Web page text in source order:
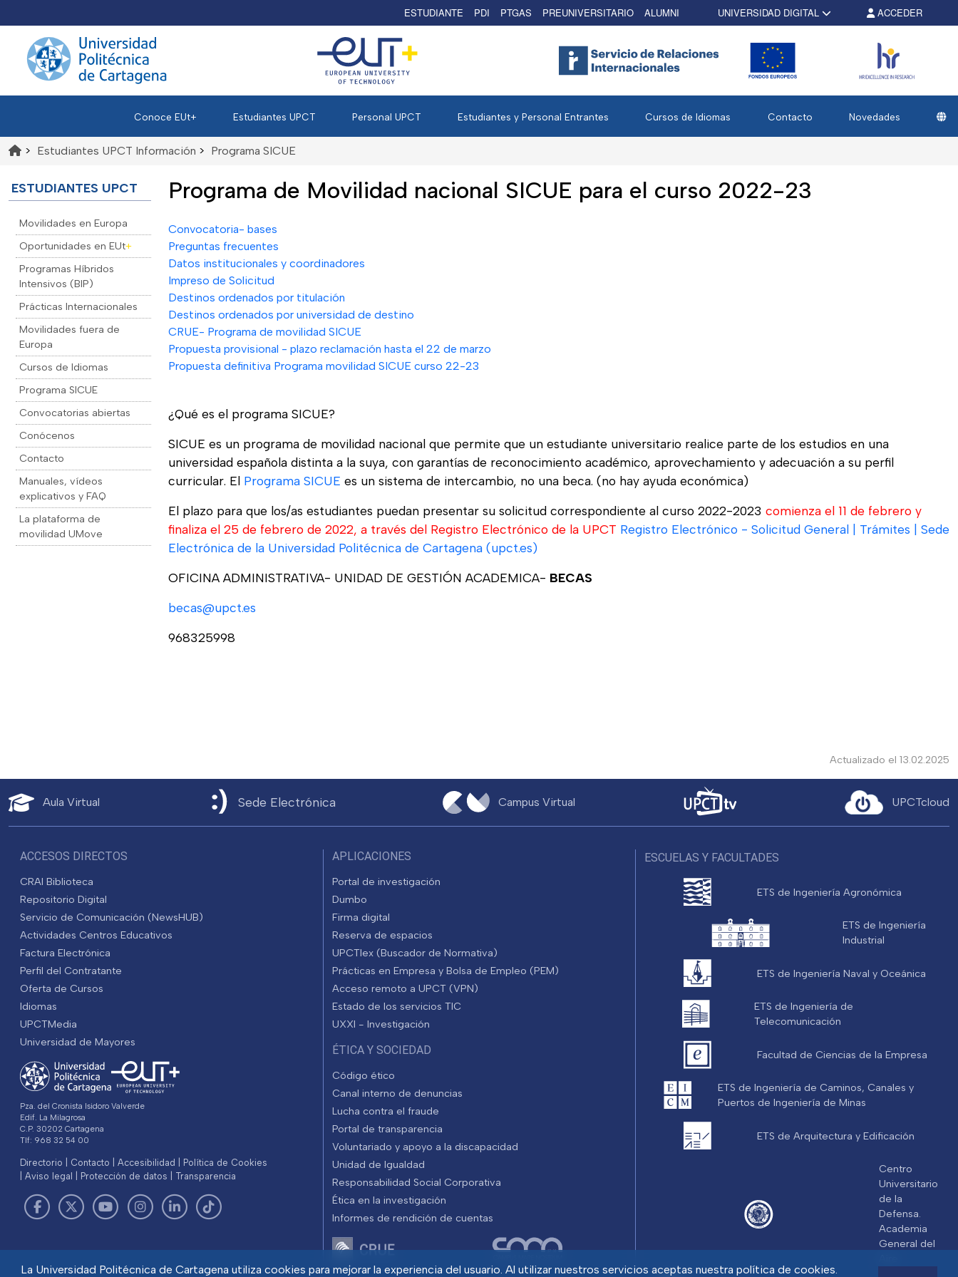
La Universidad Politécnica de Cartagena utiliza cookies para mejorar la experiencia del usuario. Al utilizar nuestros servicios aceptas nuestra política de cookies.
ESTUDIANTE PDI PTGAS PREUNIVERSITARIO ALUMNI UNIVERSIDAD DIGITAL ACCEDER
Conoce EUt+ Estudiantes UPCT Personal UPCT Estudiantes y Personal Entrantes Cursos de Idiomas Contacto Novedades
> Estudiantes UPCT Información > Programa SICUE
ESTUDIANTES UPCT
Movilidades en Europa
Oportunidades en EUt+
Programas Híbridos
Intensivos (BIP)
Prácticas Internacionales
Movilidades fuera de
Europa
Cursos de Idiomas
Programa SICUE
Convocatorias abiertas
Conócenos
Contacto
Manuales, vídeos
explicativos y FAQ
La plataforma de
movilidad UMove
Programa de Movilidad nacional SICUE para el curso 2022-23
Convocatoria- bases
Preguntas frecuentes
Datos institucionales y coordinadores
Impreso de Solicitud
Destinos ordenados por titulación
Destinos ordenados por universidad de destino
CRUE- Programa de movilidad SICUE
Propuesta provisional - plazo reclamación hasta el 22 de marzo
Propuesta definitiva Programa movilidad SICUE curso 22-23
¿Qué es el programa SICUE?
SICUE es un programa de movilidad nacional que permite que un estudiante universitario realice parte de los estudios en una
universidad española distinta a la suya, con garantías de reconocimiento académico, aprovechamiento y adecuación a su perfil
curricular. El Programa SICUE es un sistema de intercambio, no una beca. (no hay ayuda económica)
El plazo para que los/as estudiantes puedan presentar su solicitud correspondiente al curso 2022-2023 comienza el 11 de febrero y
finaliza el 25 de febrero de 2022, a través del Registro Electrónico de la UPCT Registro Electrónico - Solicitud General | Trámites | Sede
Electrónica de la Universidad Politécnica de Cartagena (upct.es)
OFICINA ADMINISTRATIVA- UNIDAD DE GESTIÓN ACADEMICA- BECAS
becas@upct.es
968325998
Actualizado el 13.02.2025
Aula Virtual Sede Electrónica Campus Virtual UPCTcloud
ACCESOS DIRECTOS
CRAI Biblioteca
Repositorio Digital
Servicio de Comunicación (NewsHUB)
Actividades Centros Educativos
Factura Electrónica
Perfil del Contratante
Oferta de Cursos
Idiomas
UPCTMedia
Universidad de Mayores
Pza. del Cronista Isidoro Valverde
Edif. La Milagrosa
C.P. 30202 Cartagena
Tlf: 968 32 54 00
Directorio Contacto Accesibilidad
Política de Cookies
Aviso legal
Protección de datos Transparencia
APLICACIONES
Portal de investigación
Dumbo
Firma digital
Reserva de espacios
UPCTlex (Buscador de Normativa)
Prácticas en Empresa y Bolsa de Empleo (PEM)
Acceso remoto a UPCT (VPN)
Estado de los servicios TIC
UXXI - Investigación
ÉTICA Y SOCIEDAD
Código ético
Canal interno de denuncias
Lucha contra el fraude
Portal de transparencia
Voluntariado y apoyo a la discapacidad
Unidad de Igualdad
Responsabilidad Social Corporativa
Ética en la investigación
Informes de rendición de cuentas
ESCUELAS Y FACULTADES
ETS de Ingeniería Agronómica
ETS de Ingeniería
Industrial
ETS de Ingeniería Naval y Oceánica
ETS de Ingeniería de
Telecomunicación
Facultad de Ciencias de la Empresa
ETS de Ingeniería de Caminos, Canales y
Puertos de Ingeniería de Minas
ETS de Arquitectura y Edificación
Centro
Universitario
de la
Defensa.
Academia
General del